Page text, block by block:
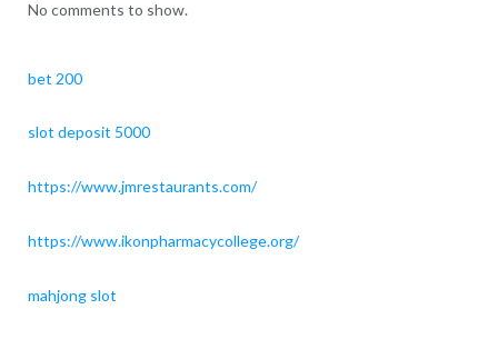
No comments to show.
bet 200
slot deposit 5000
https://www.jmrestaurants.com/
https://www.ikonpharmacycollege.org/
mahjong slot